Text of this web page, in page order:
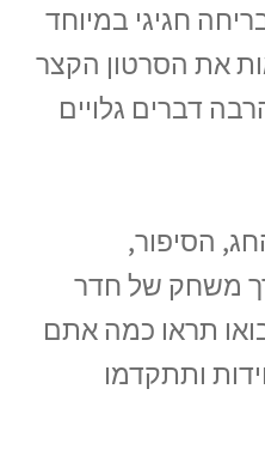
חגיגי במיוחד
את הסרטון הקצר
דברים גלויים
הסיפור,
משחק של חדר
תראו כמה אתם
ותתקדמו